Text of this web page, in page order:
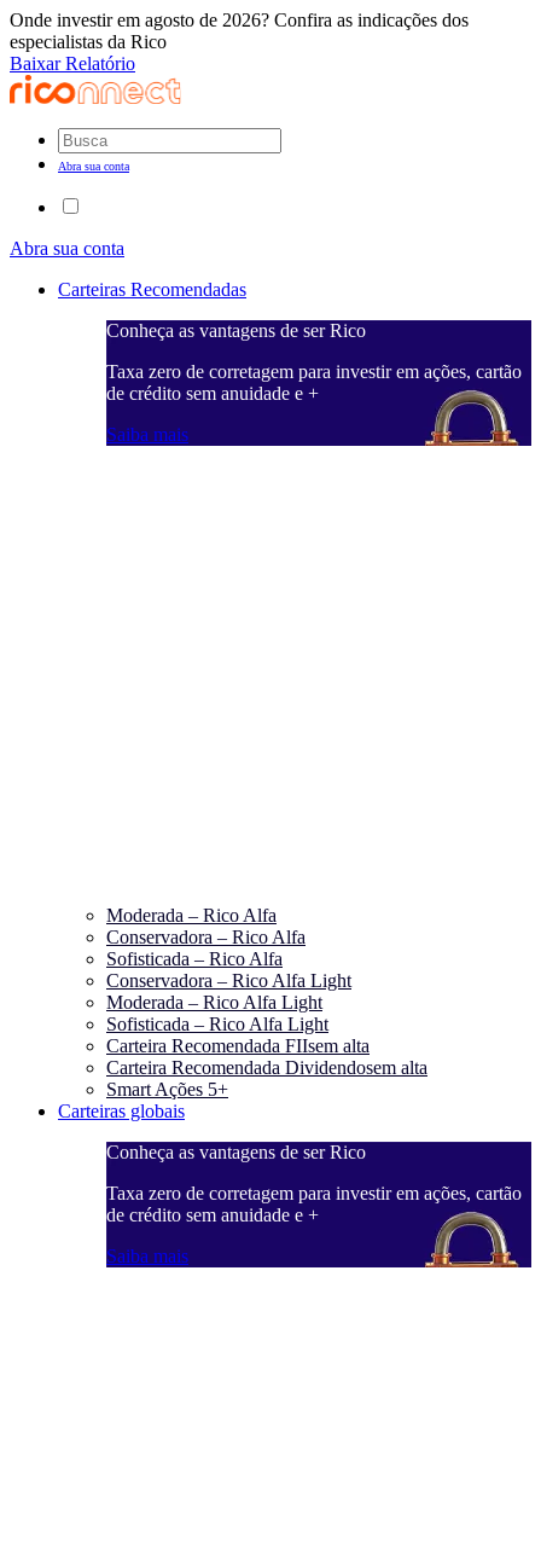
Onde investir em agosto de 2026? Confira as indicações dos
especialistas da Rico
Baixar Relatório
Abra sua conta
Abra sua conta
Carteiras Recomendadas
Conheça as vantagens de ser Rico
Taxa zero de corretagem para investir em ações, cartão
de crédito sem anuidade e +
Saiba mais
Moderada – Rico Alfa
Conservadora – Rico Alfa
Sofisticada – Rico Alfa
Conservadora – Rico Alfa Light
Moderada – Rico Alfa Light
Sofisticada – Rico Alfa Light
Carteira Recomendada FIIsem alta
Carteira Recomendada Dividendosem alta
Smart Ações 5+
Carteiras globais
Conheça as vantagens de ser Rico
Taxa zero de corretagem para investir em ações, cartão
de crédito sem anuidade e +
Saiba mais